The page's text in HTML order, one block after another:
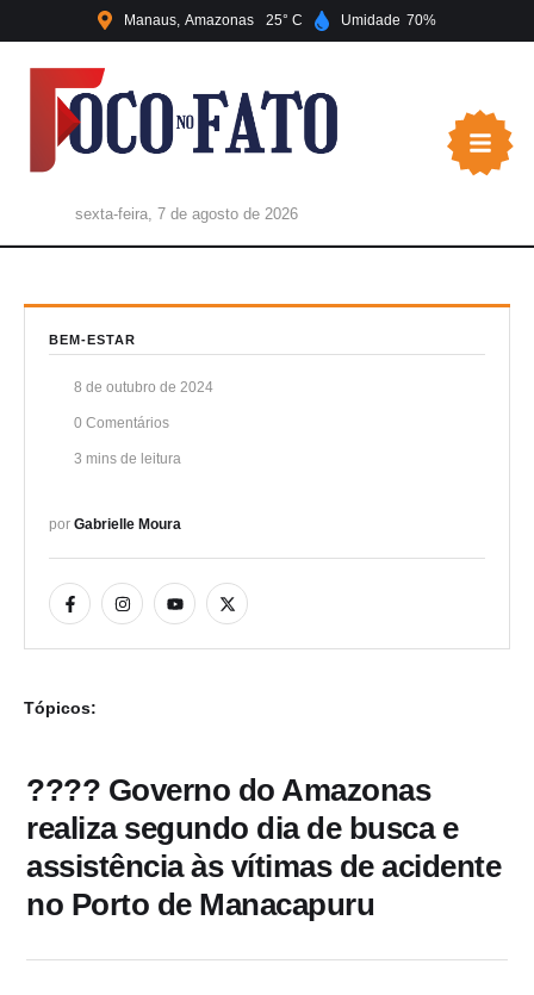
Manaus Amazonas 25 Umidade 70
sexta-feira, 7 de agosto de 2026
BEM-ESTAR
8 de outubro de 2024
0 Comentários
3 mins de leitura
por Gabrielle Moura
Tópicos:
???? Governo do Amazonas
realiza segundo dia de busca e
assistência às vítimas de acidente
no Porto de Manacapuru